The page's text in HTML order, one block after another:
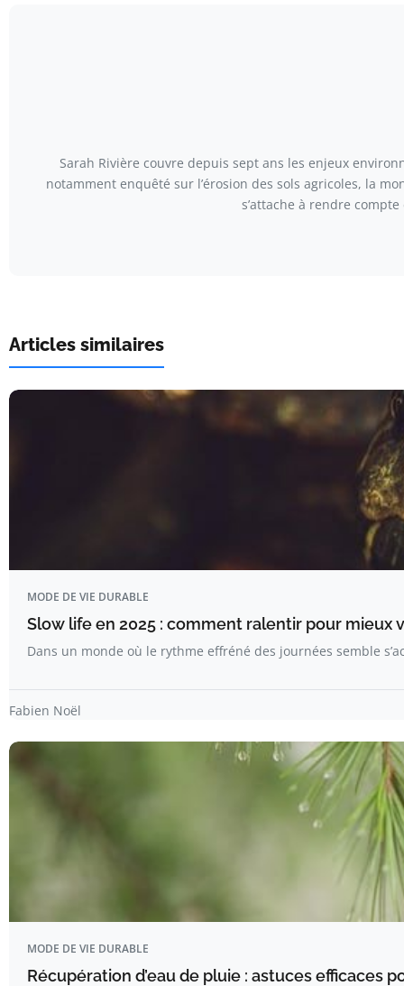
Sarah Rivière couvre depuis sept ans les enjeux
notamment enquêté sur l’érosion des sols agricoles, la
s’attache à rendre
Articles similaires
MODE DE VIE DURABLE
Slow life en 2025 : comment ralentir pour mieux
Dans un monde où le rythme effréné des journées semble
Fabien Noël
MODE DE VIE DURABLE
Récupération d’eau de pluie : astuces efficaces